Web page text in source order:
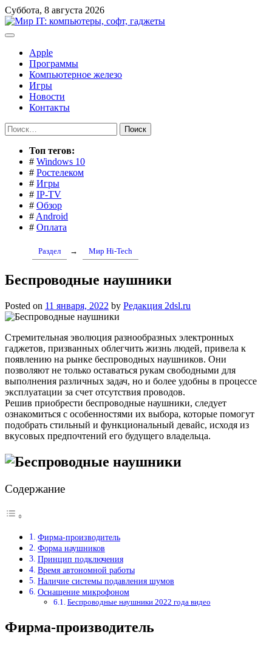
Перейти
к
содержимому
Суббота, 8 августа 2026
Apple
Программы
Компьютерное железо
Игры
Новости
Контакты
Найти:
Toп тегов:
# Windows 10
# Ростелеком
# Игры
# IP-TV
# Обзор
# Android
# Оплата
Раздел → Мир Hi-Tech
Беспроводные наушники
Posted on 11 января, 2022 by Редакция 2dsl.ru
Стремительная эволюция разнообразных электронных
гаджетов, призванных облегчить жизнь людей, привела к
появлению на рынке беспроводных наушников. Они
позволяют не только оставаться рукам свободными для
выполнения различных задач, но и более удобны в процессе
эксплуатации за счет отсутствия проводов.
Решив приобрести беспроводные наушники, следует
ознакомиться с особенностями их выбора, которые помогут
подобрать стильный и функциональный девайс, исходя из
вкусовых предпочтений его будущего владельца.
Содержание
Фирма-производитель
Форма наушников
Принцип подключения
Время автономной работы
Наличие системы подавления шумов
Оснащение микрофоном
Беспроводные наушники 2022 года видео
Фирма-производитель